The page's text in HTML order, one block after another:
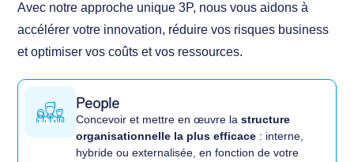
Avec notre approche unique 3P, nous vous aidons à
accélérer votre innovation, réduire vos risques business
et optimiser vos coûts et vos ressources.
People
Concevoir et mettre en œuvre lastructure
organisationnelle la plus efficace : interne,
hybride ou externalisée, en fonction de votre